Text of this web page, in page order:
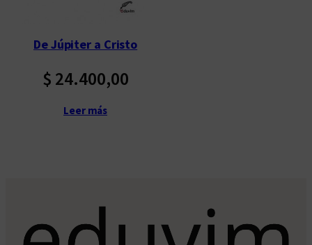
De Júpiter a Cristo
$ 24.400,00
Leer más